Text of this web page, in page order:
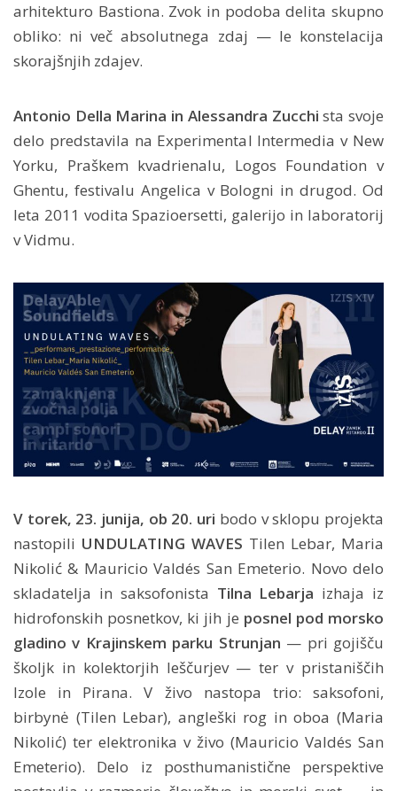
arhitekturo Bastiona. Zvok in podoba delita skupno
obliko: ni več absolutnega zdaj — le konstelacija
skorajšnjih zdajev.
Antonio Della Marina in Alessandra Zucchi sta svoje
delo predstavila na Experimental Intermedia v New
Yorku, Praškem kvadrienalu, Logos Foundation v
Ghentu, festivalu Angelica v Bologni in drugod. Od
leta 2011 vodita Spazioersetti, galerijo in laboratorij
v Vidmu.
V torek, 23. junija, ob 20. uri bodo v sklopu projekta
nastopili UNDULATING WAVES Tilen Lebar, Maria
Nikolić & Mauricio Valdés San Emeterio. Novo delo
skladatelja in saksofonista Tilna Lebarja izhaja iz
hidrofonskih posnetkov, ki jih je posnel pod morsko
gladino v Krajinskem parku Strunjan — pri gojišču
školjk in kolektorjih leščurjev — ter v pristaniščih
Izole in Pirana. V živo nastopa trio: saksofoni,
birbynė (Tilen Lebar), angleški rog in oboa (Maria
Nikolić) ter elektronika v živo (Mauricio Valdés San
Emeterio). Delo iz posthumanistične perspektive